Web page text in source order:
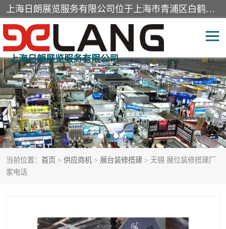
上海日朗展览服务有限公司位于上海市青浦区白鹤镇，营业范围有展览展示会务服务，室内装饰设计及施工，展示道具设计制作，舞台设计，图文设计，灯箱制作，园林绿化工程，广告装潢材料，建筑材料，办公用品，工艺礼品日用百货销售。
上海日朗展览服务有限公司
当前位置： 首页 > 供应商机 > 展台装修搭建 > 无锡 展位装修搭建厂
家电话
展台装修搭建 活动会议执行
展厅装修 专柜制作
展会装修设计 展会搭建
活动策划 展会服务